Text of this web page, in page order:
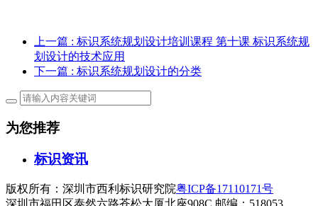
上一篇 : 标识系统规划设计培训课程 第十课 标识系统规
划设计的技术应用
下一篇 : 标识系统规划设计的分类
为您推荐
标识资讯
版权所有：深圳市西利标识研究院粤ICP备17110171号
深圳市福田区泰然六路苍松大厦北座908C 邮编：518053